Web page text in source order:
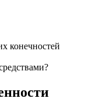
конечностей